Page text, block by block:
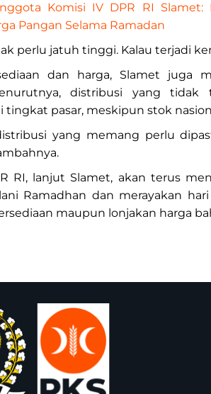
Komisi IV DPR RI
Pangan Selama Ramadan
perlu jatuh tinggi. Kalau terjadi
dan harga, Slamet juga
distribusi yang
tingkat pasar, meskipun stok
yang memang perlu
RI, lanjut Slamet, akan terus
Ramadhan dan merayakan
maupun lonjakan harga